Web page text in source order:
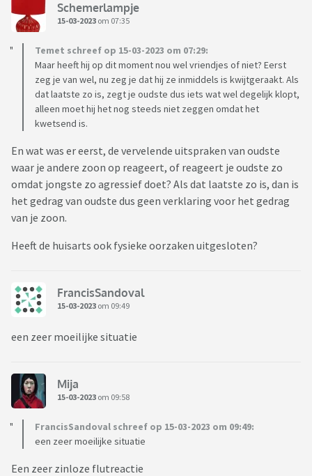
Schemerlampje
15-03-2023 om 07:35
Temet schreef op 15-03-2023 om 07:29:
Maar heeft hij op dit moment nou wel vriendjes of niet? Eerst
zeg je van wel, nu zeg je dat hij ze inmiddels is kwijtgeraakt. Als
dat laatste zo is, zegt je oudste dus iets wat wel degelijk klopt,
alleen moet hij het nog steeds niet zeggen omdat het
kwetsend is.
En wat was er eerst, de vervelende uitspraken van oudste
waar je andere zoon op reageert, of reageert je oudste zo
omdat jongste zo agressief doet? Als dat laatste zo is, dan is
het gedrag van oudste dus geen verklaring voor het gedrag
van je zoon.
Heeft de huisarts ook fysieke oorzaken uitgesloten?
FrancisSandoval
15-03-2023 om 09:49
een zeer moeilijke situatie
Mija
15-03-2023 om 09:58
FrancisSandoval schreef op 15-03-2023 om 09:49:
een zeer moeilijke situatie
Een zeer zinloze flutreactie